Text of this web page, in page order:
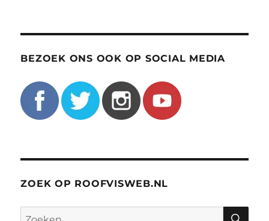
BEZOEK ONS OOK OP SOCIAL MEDIA
ZOEK OP ROOFVISWEB.NL
Zoeken